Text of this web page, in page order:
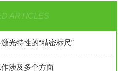
ARTICLES
光特性的“精密标尺”
涉及多个方面